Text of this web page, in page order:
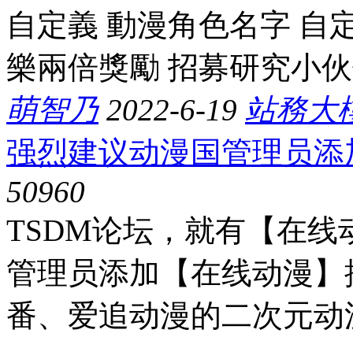
自定義 動漫角色名字 自
樂兩倍獎勵 招募研究小
萌智乃 2022-6-19 站務大
强烈建议动漫国管理员
50960
TSDM论坛，就有【在线
管理员添加【在线动漫
番、爱追动漫的二次元